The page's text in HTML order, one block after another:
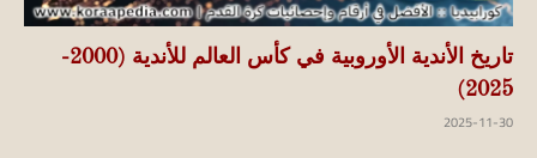
تاريخ الأندية الأوروبية في كأس العالم للأندية (2000-
2025)
2025-11-30